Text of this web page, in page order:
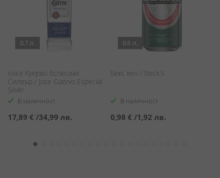
0.7 л.
Хосе Куерво Еспесиал
Силвър / Jose Cuervo Especial
Silver
В наличност
17,89 € /34,99 лв.
0.5 л.
Бекс кен / Beck's
В наличност
0,98 € /1,92 лв.